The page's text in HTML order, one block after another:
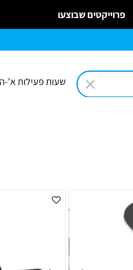
שעות פעילות א'-ה' 9:00-18:00 יום שישי -בתיאום מראש
שבוצעו